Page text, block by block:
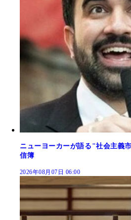
ニューヨーカーが語る"社会主義
信簿
2026年08月07日 06:00